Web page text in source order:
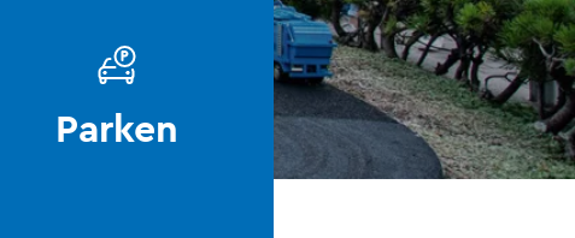
Parken